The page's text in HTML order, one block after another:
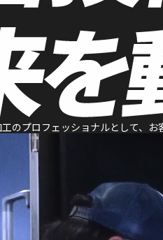
のプロフェッショナルとして、お